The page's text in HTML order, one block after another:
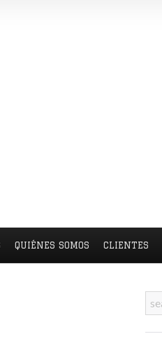
QUIÉNES SOMOS CLIENTES